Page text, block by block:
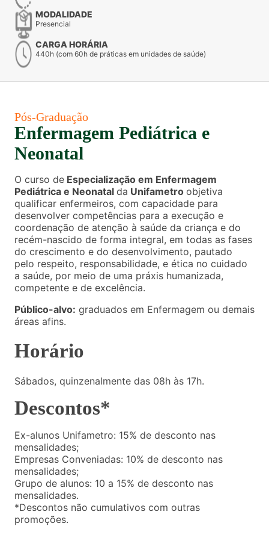
MODALIDADE
Presencial
CARGA HORÁRIA
440h (com 60h de práticas em unidades de saúde)
Pós-Graduação
Enfermagem Pediátrica e
Neonatal
O curso de Especialização em Enfermagem
Pediátrica e Neonatal da Unifametro objetiva
qualificar enfermeiros, com capacidade para
desenvolver competências para a execução e
coordenação de atenção à saúde da criança e do
recém-nascido de forma integral, em todas as fases
do crescimento e do desenvolvimento, pautado
pelo respeito, responsabilidade, e ética no cuidado
a saúde, por meio de uma práxis humanizada,
competente e de excelência.
Público-alvo: graduados em Enfermagem ou demais
áreas afins.
Horário
Sábados, quinzenalmente das 08h às 17h.
Descontos*
Ex-alunos Unifametro: 15% de desconto nas
mensalidades;
Empresas Conveniadas: 10% de desconto nas
mensalidades;
Grupo de alunos: 10 a 15% de desconto nas
mensalidades.
*Descontos não cumulativos com outras
promoções.